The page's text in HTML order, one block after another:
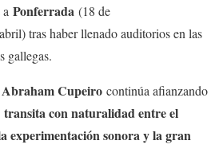
Ponferrada (18 de
tras haber llenado auditorios en las
gallegas.
Abraham Cupeiro continúa afianzando
transita con naturalidad entre el
experimentación sonora y la gran